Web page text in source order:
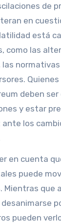
de
en
está
como las
las
deben
y estar
los
en cuenta
puede
Mientras que
pueden